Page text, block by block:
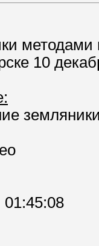
методами
10
01:45:08